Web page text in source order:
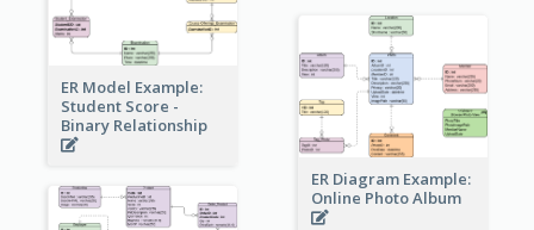
ER Model Example:
Student Score -
Binary Relationship
ER Diagram Example:
Online Photo Album